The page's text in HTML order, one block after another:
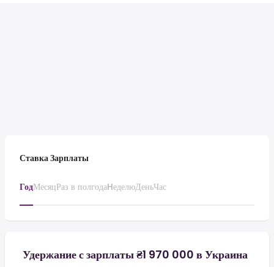
Ставка Зарплаты
ГодМесяцРаз в полгодаHеделюДеньЧас
Удержание с зарплаты ₴1 970 000 в Украина